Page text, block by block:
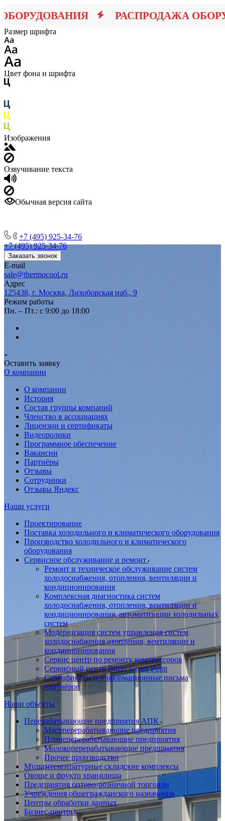
РАСПРОДАЖА
Размер шрифта
Цвет фона и шрифта
Изображения
Озвучивание текста
Обычная версия сайта
+7 (495) 925-34-76
+7 (495) 925-34-76
Заказать звонок
E-mail
sale@thermocool.ru
Адрес
125438, г. Москва, Лихоборская наб., 9
Режим работы
Пн. – Пт.: с 9:00 до 18:00
Оставить заявку
О компании
О компании
История
Состав группы компаний
Членство в ассоциациях
Лицензии и сертификаты
Видеоролики
Программное обеспечение
Вакансии
Партнёры
Отзывы
Сотрудники
Отзывы Яндекс
Наши услуги
Проектирование
Поставка холодильного и климатического оборудования
Производство холодильного и климатического
оборудования
Сервисное обслуживание и ремонт
Ремонт и техническое обслуживание систем
холодоснабжения, отопления, вентиляции и
кондиционирования
Комплексная диагностика систем
холодоснабжения, отопления, вентиляции и
кондиционирования, автоматизации холодильных
систем
Модернизация систем управления систем
холодоснабжения отопления, вентиляции и
кондиционирования
Сервис центр по ремонту компрессоров
Сервисный центр Bitzer Green Point
Сертификаты и информационные письма
партнёров
Наши объекты
Перерабатывающие предприятия АПК
Мясоперерабатывающие предприятия
Птицеперерабатывающие предприятия
Молокоперерабатывающие предприятия
Прочее производство
Мультитемпературные складские комплексы
Овоще и фрукто хранилища
Предприятия оптово-розничной торговли
Учреждения общегражданского назначения
Центры обработки данных
Бизнес-центры